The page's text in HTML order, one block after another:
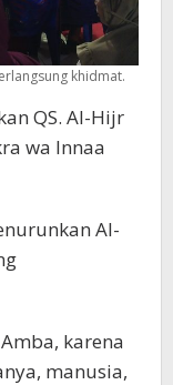
khidmat.
QS. Al-Hijr
wa Innaa
Al-
karena
manusia,